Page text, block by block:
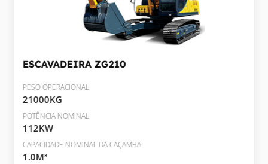
ESCAVADEIRA ZG210
PESO OPERACIONAL
21000KG
POTÊNCIA NOMINAL
112KW
CAPACIDADE NOMINAL DA CAÇAMBA
1.0M³